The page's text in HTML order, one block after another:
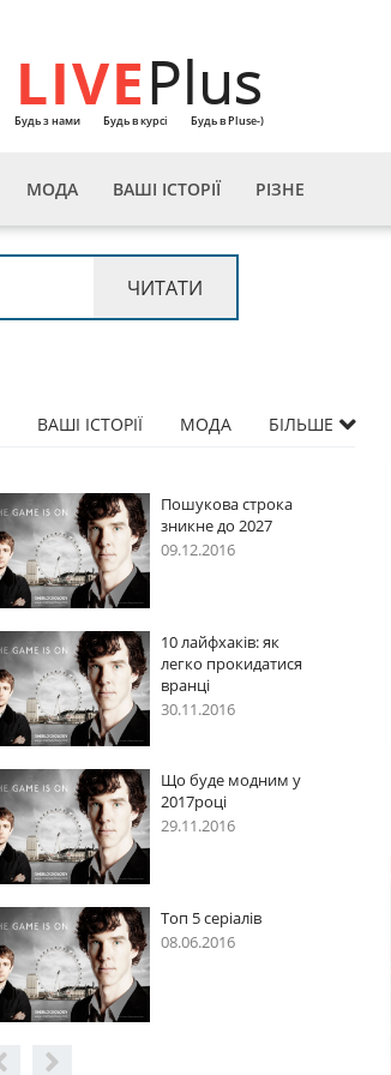
LIVEPlus
Будь з нами Будь в курсі Будь в Pluse-)
МОДА ВАШІ ІСТОРІЇ РІЗНЕ
ВАШІ ІСТОРІЇ МОДА БІЛЬШЕ
Пошукова строка
зникне до 2027
09.12.2016
10 лайфхаків: як
легко прокидатися
вранці
30.11.2016
Що буде модним у
2017році
29.11.2016
Топ 5 серіалів
08.06.2016